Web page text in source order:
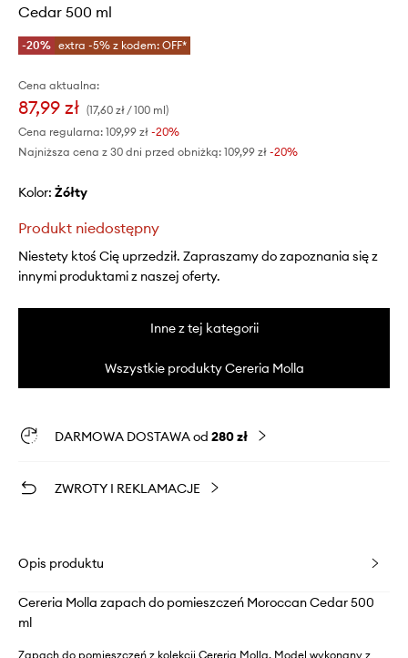
Cedar 500 ml
-20% extra -5% z kodem: OFF*
Cena aktualna:
87,99 zł (17,60 zł / 100 ml)
Cena regularna: 109,99 zł -20%
Najniższa cena z 30 dni przed obniżką: 109,99 zł -20%
Kolor: żółty
Produkt niedostępny
Niestety ktoś Cię uprzedził. Zapraszamy do zapoznania się z
innymi produktami z naszej oferty.
Inne z tej kategorii
Wszystkie produkty Cereria Molla
DARMOWA DOSTAWA od 280 zł
ZWROTY I REKLAMACJE
Opis produktu
Cereria Molla zapach do pomieszczeń Moroccan Cedar 500
ml
Zapach do pomieszczeń z kolekcji Cereria Molla. Model wykonany z